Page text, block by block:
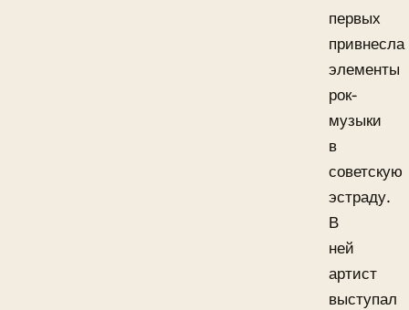
первых
привнесла
элементы
рок-
музыки
в
советскую
эстраду.
В
ней
артист
выступал